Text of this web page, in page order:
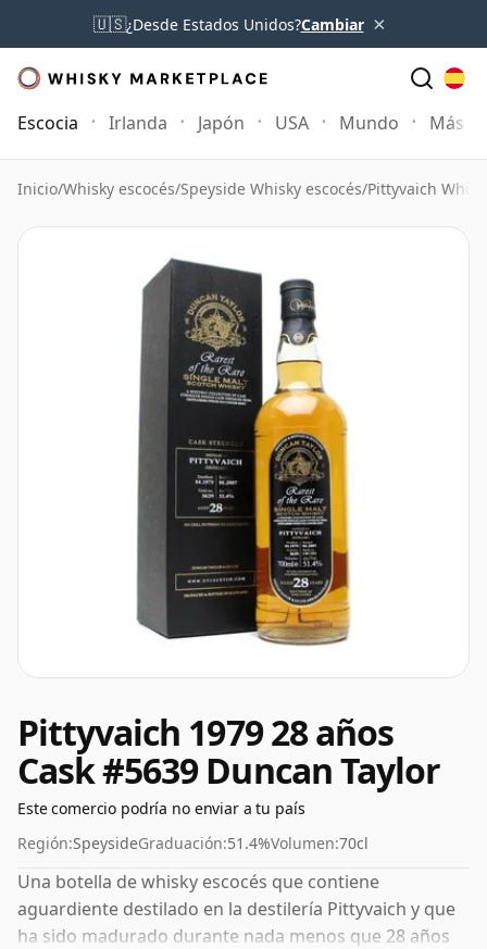
🇺🇸¿Desde Estados Unidos?Cambiar ×
Escocia Irlanda Japón USA Mundo Más
Inicio/Whisky escocés/Speyside Whisky escocés/Pittyvaich
Pittyvaich 1979 28 años
Cask #5639 Duncan Taylor
Este comercio podría no enviar a tu país
Región:SpeysideGraduación:51.4%Volumen:70cl
Una botella de whisky escocés que contiene
aguardiente destilado en la destilería Pittyvaich y que
ha sido madurado durante nada menos que 28 años